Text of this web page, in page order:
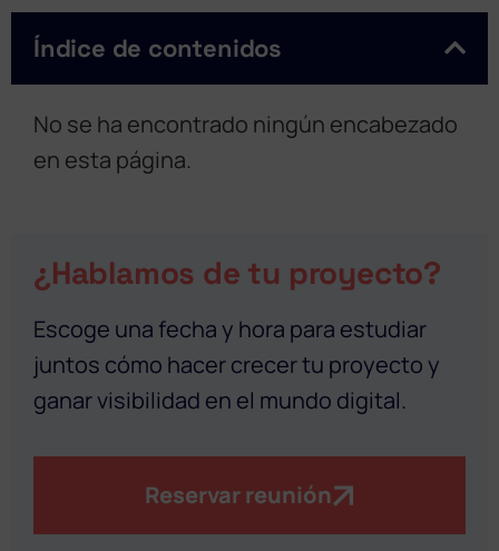
Índice de contenidos
No se ha encontrado ningún encabezado
en esta página.
¿Hablamos de tu proyecto?
Escoge una fecha y hora para estudiar
juntos cómo hacer crecer tu proyecto y
ganar visibilidad en el mundo digital.
Reservar reunión